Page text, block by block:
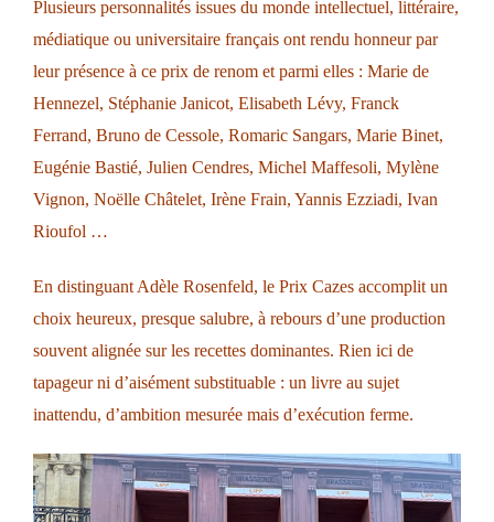
Plusieurs personnalités issues du monde intellectuel, littéraire,
médiatique ou universitaire français ont rendu honneur par
leur présence à ce prix de renom et parmi elles : Marie de
Hennezel, Stéphanie Janicot, Elisabeth Lévy, Franck
Ferrand, Bruno de Cessole, Romaric Sangars, Marie Binet,
Eugénie Bastié, Julien Cendres, Michel Maffesoli, Mylène
Vignon, Noëlle Châtelet, Irène Frain, Yannis Ezziadi, Ivan
Rioufol …
En distinguant Adèle Rosenfeld, le Prix Cazes accomplit un
choix heureux, presque salubre, à rebours d’une production
souvent alignée sur les recettes dominantes. Rien ici de
tapageur ni d’aisément substituable : un livre au sujet
inattendu, d’ambition mesurée mais d’exécution ferme.